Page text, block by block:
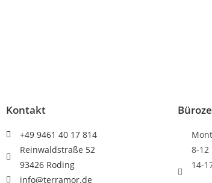
Kontakt
+49 9461 40 17 814
Reinwaldstraße 52
93426 Roding
info@terramor.de
8-12
14-